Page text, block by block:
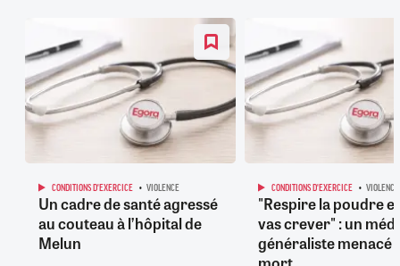
CONDITIONS D'EXERCICE VIOLENCE
Un cadre de santé agressé
au couteau à l’hôpital de
Melun
CONDITIONS D'EXERCICE VIOLENCE
"Respire la poudre
vas crever" : un
généraliste menacé